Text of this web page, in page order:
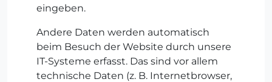
eingeben.
Andere Daten werden automatisch
beim Besuch der Website durch unsere
IT-Systeme erfasst. Das sind vor allem
technische Daten (z. B. Internetbrowser,